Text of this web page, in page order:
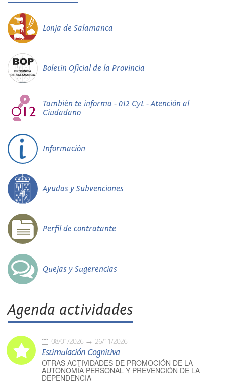
Lonja de Salamanca
Boletín Oficial de la Provincia
También te informa - 012 CyL - Atención al
Ciudadano
Información
Ayudas y Subvenciones
Perfil de contratante
Quejas y Sugerencias
Agenda actividades
08/01/2026 26/11/2026
Estimulación Cognitiva
OTRAS ACTIVIDADES DE PROMOCIÓN DE LA
AUTONOMÍA PERSONAL Y PREVENCIÓN DE LA
DEPENDENCIA